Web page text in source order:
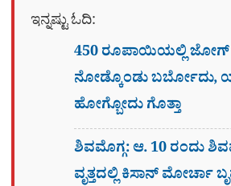
ಇನ್ನಷ್ಟು ಓದಿ:
450 ರೂಪಾಯಿಯಲ್ಲಿ ಜೋಗ್​
ನೋಡ್ಕೊಂಡು ಬರ್ಬೋದು,
ಹೋಗ್ಬೋದು ಗೊತ್ತಾ
ಶಿವಮೊಗ್ಗ: ಆ. 10 ರಂದು
ವೃತ್ತದಲ್ಲಿ ಕಿಸಾನ್ ಮೋರ್ಚಾ